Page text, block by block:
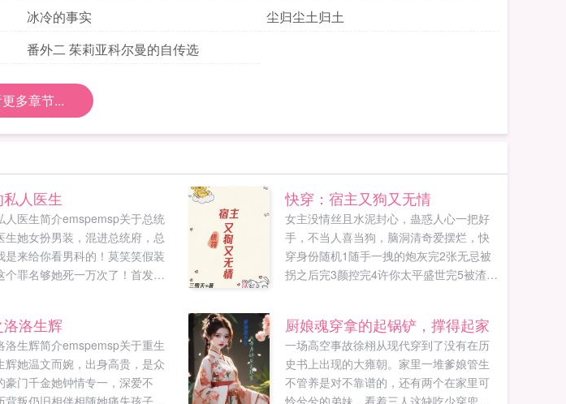
冰冷的事实
尘归尘土归土
番外二 茱莉亚科尔曼的自传选
多章节...
人医生
人医生简介emspemsp关于总统
生她女扮男装，混进总统府，总
是来给你看男科的！莫笑笑假装
个罪名够她死一万次了！首发
快穿：宿主又狗又无情
女主没情丝且水泥封心，蛊惑人心一把好
手，不当人喜当狗，脑洞清奇爱摆烂，快
穿身份随机1随手一拽的炮灰完2张无忌被
拐之后完3颜控完4许你太平盛世完5被渣男
洛生辉
洛生辉简介emspemsp关于重生
辉她温文而婉，出身高贵，是众
豪门千金她钟情专一，深爱不
背叛仍旧相伴相随她痛失孩子，
厨娘魂穿拿的起锅铲，撑得起家
一场高空事故徐栩从现代穿到了没有在历
史书上出现的大雍朝。家里一堆爹娘管生
不管养是对不靠谱的，还有两个在家里可
怜兮兮的弟妹，看着三人这缺吃少穿兜里